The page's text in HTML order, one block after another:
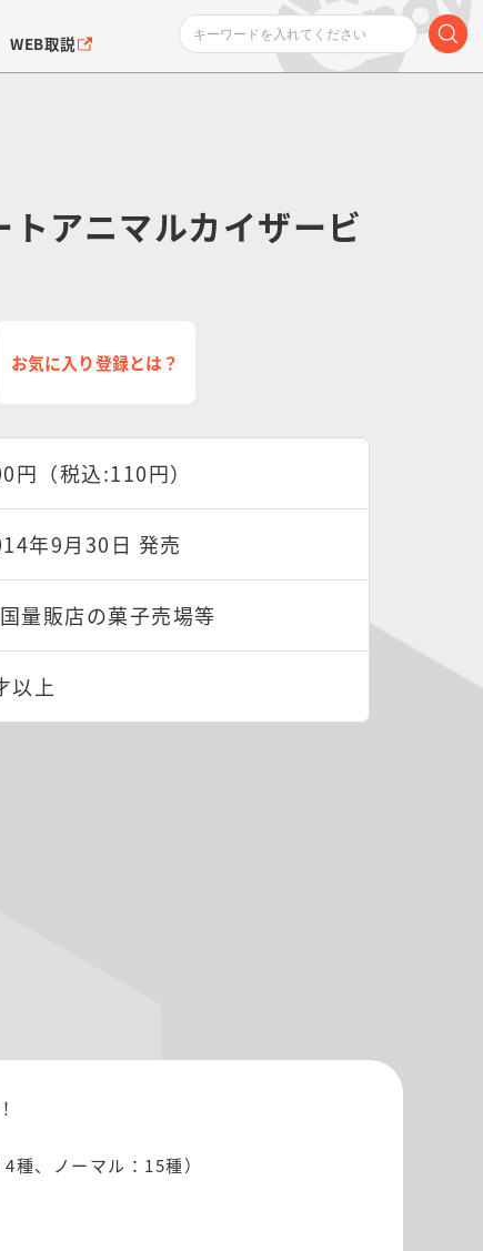
WEB取説
アニマルカイザービ
お気に入り登録とは？
円（税込:110円）
年9月30日 発売
量販店の菓子売場等
以上
、ノーマル：15種）